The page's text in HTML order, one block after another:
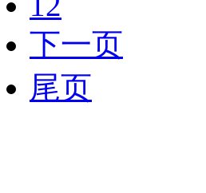
下一页
尾页